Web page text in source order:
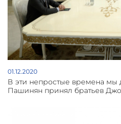
01.12.2020
В эти непростые времена мы
Пашинян принял братьев